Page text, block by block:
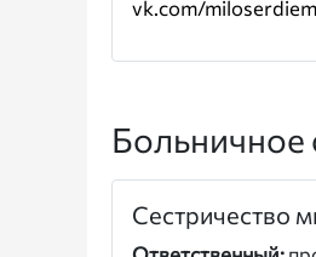
vk.com/
Больничное
Сестричество